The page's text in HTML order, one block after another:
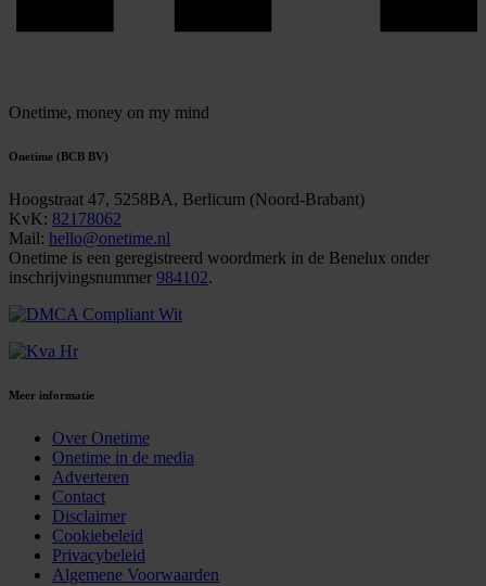
Onetime, money on my mind
Onetime (BCB BV)
Hoogstraat 47, 5258BA, Berlicum (Noord-Brabant)
KvK: 82178062
Mail: hello@onetime.nl
Onetime is een geregistreerd woordmerk in de Benelux onder
inschrijvingsnummer 984102.
Meer informatie
Over Onetime
Onetime in de media
Adverteren
Contact
Disclaimer
Cookiebeleid
Privacybeleid
Algemene Voorwaarden